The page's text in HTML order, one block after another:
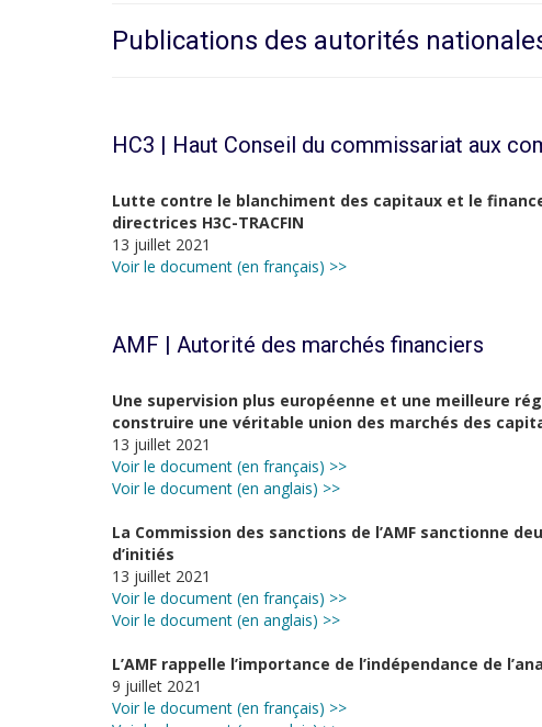
Publications des autorités
HC3 | Haut Conseil du commissariat aux
Lutte contre le blanchiment des capitaux et le
directrices H3C-TRACFIN
13 juillet 2021
Voir le document (en français) >>
AMF | Autorité des marchés financiers
Une supervision plus européenne et une meilleure
construire une véritable union des marchés des
13 juillet 2021
Voir le document (en français) >>
Voir le document (en anglais) >>
La Commission des sanctions de l’AMF sanctionne
d’initiés
13 juillet 2021
Voir le document (en français) >>
Voir le document (en anglais) >>
L’AMF rappelle l’importance de l’indépendance de
9 juillet 2021
Voir le document (en français) >>